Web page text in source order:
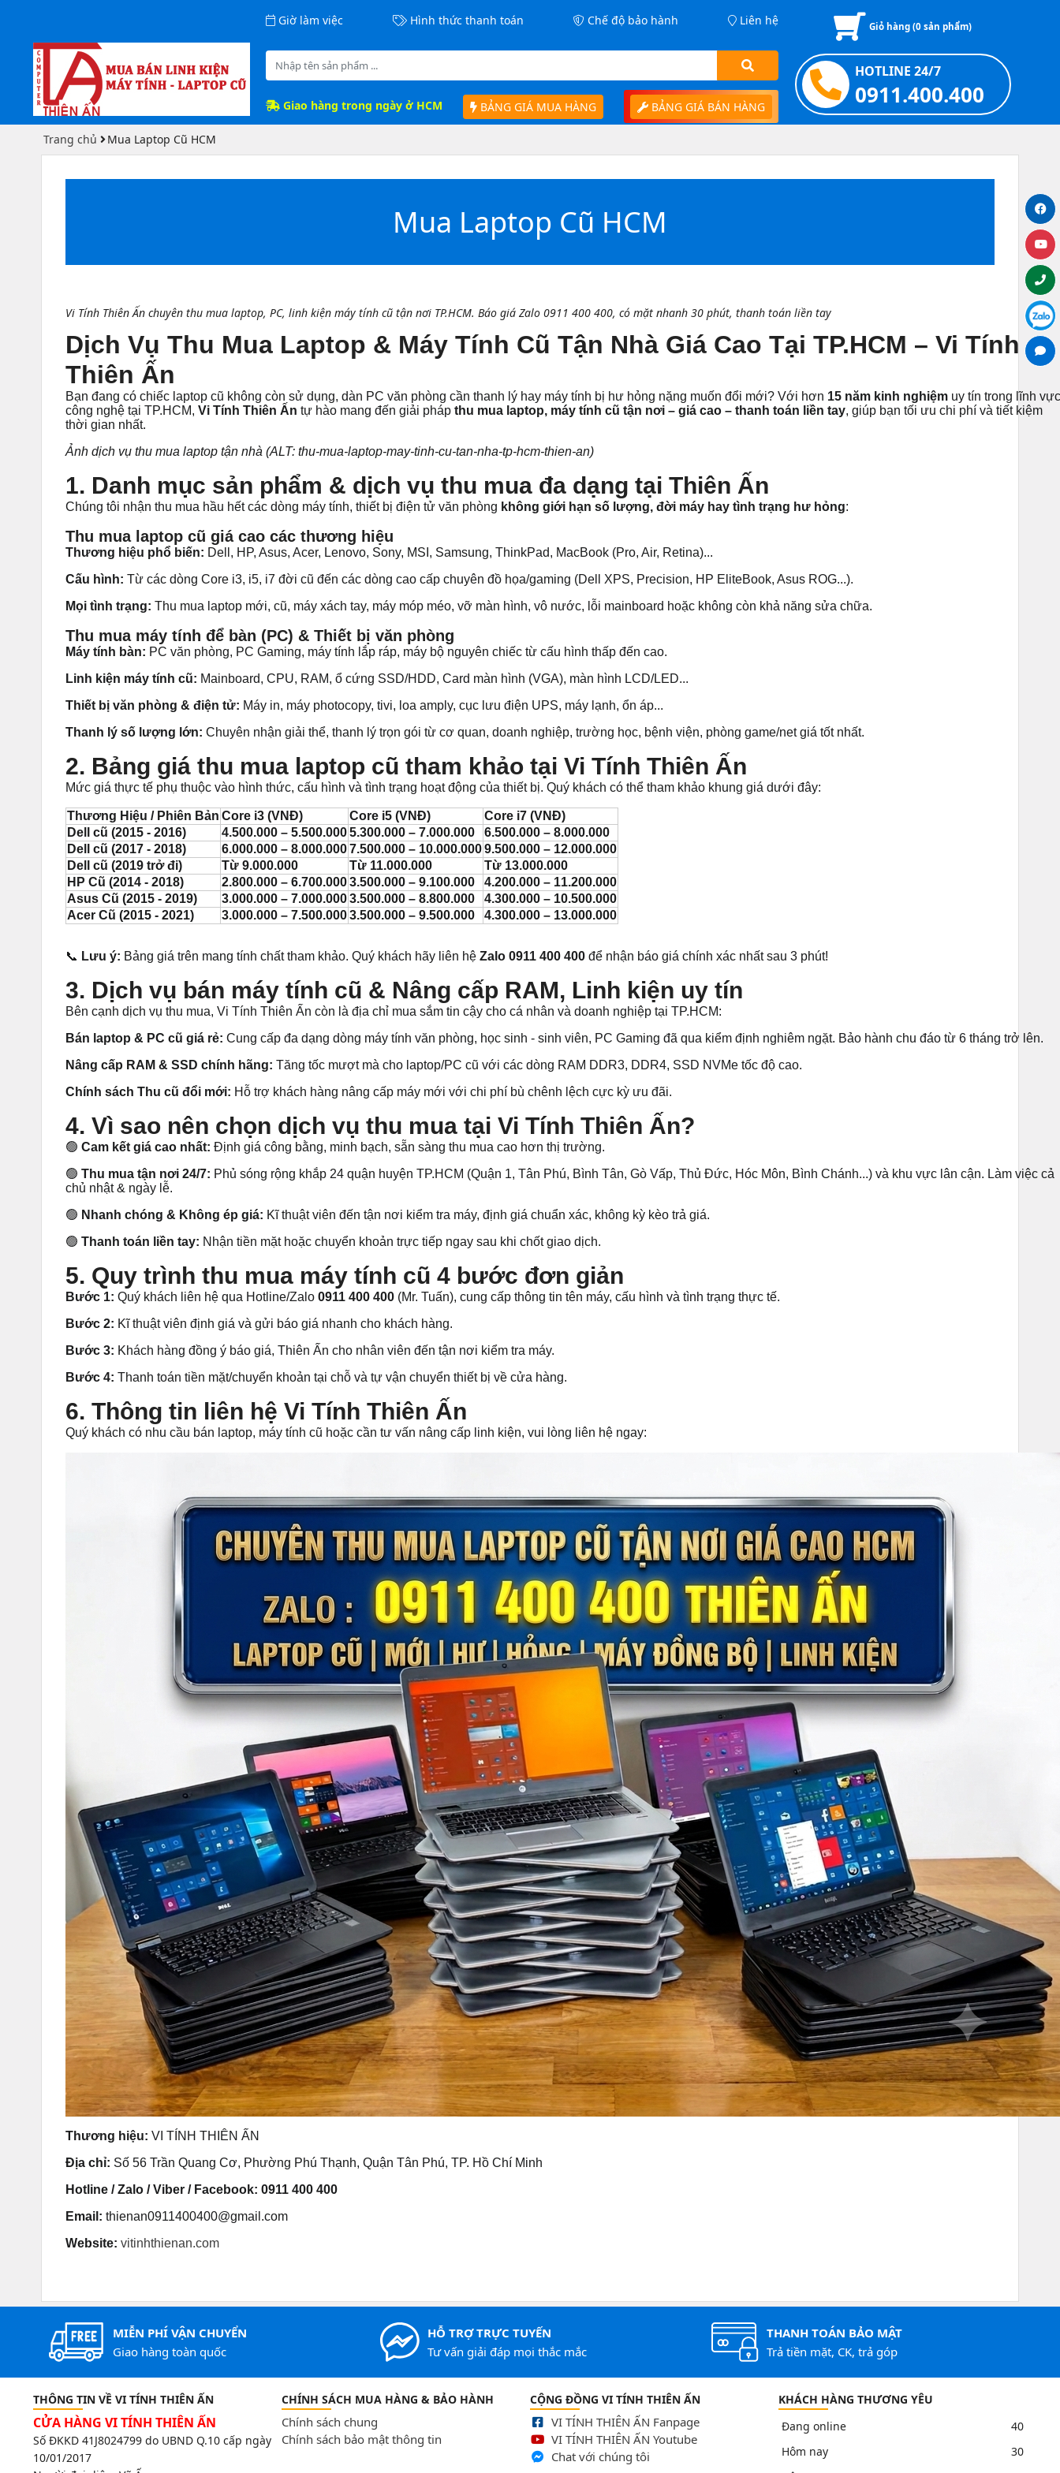
Giờ làm việc Hình thức thanh toán Chế độ bảo hành Liên hệ
Giao hàng trong ngày ở HCM BẢNG GIÁ MUA HÀNG BẢNG GIÁ BÁN HÀNG
Giỏ hàng (0 sản phẩm)
HOTLINE 24/7
0911.400.400
Trang chủ Mua Laptop Cũ HCM
Mua Laptop Cũ HCM
Vi Tính Thiên Ấn chuyên thu mua laptop, PC, linh kiện máy tính cũ tận nơi TP.HCM. Báo giá Zalo 0911 400 400, có mặt nhanh 30 phút, thanh toán liền tay
Dịch Vụ Thu Mua Laptop & Máy Tính Cũ Tận Nhà Giá Cao Tại TP.HCM – Vi Tính
Thiên Ấn
Bạn đang có chiếc laptop cũ không còn sử dụng, dàn PC văn phòng cần thanh lý hay máy tính bị hư hỏng nặng muốn đổi mới? Với hơn 15 năm kinh nghiệm uy tín trong lĩnh vực
công nghệ tại TP.HCM, Vi Tính Thiên Ấn tự hào mang đến giải pháp thu mua laptop, máy tính cũ tận nơi – giá cao – thanh toán liền tay, giúp bạn tối ưu chi phí và tiết kiệm
thời gian nhất.
Ảnh dịch vụ thu mua laptop tận nhà (ALT: thu-mua-laptop-may-tinh-cu-tan-nha-tp-hcm-thien-an)
1. Danh mục sản phẩm & dịch vụ thu mua đa dạng tại Thiên Ấn
Chúng tôi nhận thu mua hầu hết các dòng máy tính, thiết bị điện tử văn phòng không giới hạn số lượng, đời máy hay tình trạng hư hỏng:
Thu mua laptop cũ giá cao các thương hiệu
Thương hiệu phổ biến: Dell, HP, Asus, Acer, Lenovo, Sony, MSI, Samsung, ThinkPad, MacBook (Pro, Air, Retina)...
Cấu hình: Từ các dòng Core i3, i5, i7 đời cũ đến các dòng cao cấp chuyên đồ họa/gaming (Dell XPS, Precision, HP EliteBook, Asus ROG...).
Mọi tình trạng: Thu mua laptop mới, cũ, máy xách tay, máy móp méo, vỡ màn hình, vô nước, lỗi mainboard hoặc không còn khả năng sửa chữa.
Thu mua máy tính để bàn (PC) & Thiết bị văn phòng
Máy tính bàn: PC văn phòng, PC Gaming, máy tính lắp ráp, máy bộ nguyên chiếc từ cấu hình thấp đến cao.
Linh kiện máy tính cũ: Mainboard, CPU, RAM, ổ cứng SSD/HDD, Card màn hình (VGA), màn hình LCD/LED...
Thiết bị văn phòng & điện tử: Máy in, máy photocopy, tivi, loa amply, cục lưu điện UPS, máy lạnh, ổn áp...
Thanh lý số lượng lớn: Chuyên nhận giải thể, thanh lý trọn gói từ cơ quan, doanh nghiệp, trường học, bệnh viện, phòng game/net giá tốt nhất.
2. Bảng giá thu mua laptop cũ tham khảo tại Vi Tính Thiên Ấn
Mức giá thực tế phụ thuộc vào hình thức, cấu hình và tình trạng hoạt động của thiết bị. Quý khách có thể tham khảo khung giá dưới đây:
Thương Hiệu / Phiên Bản Core i3 (VNĐ) Core i5 (VNĐ)
Core i7 (VNĐ)
Dell cũ (2015 - 2016)
4.500.000 – 5.500.0005.300.000 – 7.000.000
6.500.000 – 8.000.000
Dell cũ (2017 - 2018)
6.000.000 – 8.000.0007.500.000 – 10.000.0009.500.000 – 12.000.000
Dell cũ (2019 trở đi)
Từ 9.000.000 Từ 11.000.000
Từ 13.000.000
HP Cũ (2014 - 2018)
2.800.000 – 6.700.0003.500.000 – 9.100.000
4.200.000 – 11.200.000
Asus Cũ (2015 - 2019)
3.000.000 – 7.000.0003.500.000 – 8.800.000
4.300.000 – 10.500.000
Acer Cũ (2015 - 2021)
3.000.000 – 7.500.0003.500.000 – 9.500.000 4.300.000 – 13.000.000
📞 Lưu ý: Bảng giá trên mang tính chất tham khảo. Quý khách hãy liên hệ Zalo 0911 400 400 để nhận báo giá chính xác nhất sau 3 phút!
3. Dịch vụ bán máy tính cũ & Nâng cấp RAM, Linh kiện uy tín
Bên cạnh dịch vụ thu mua, Vi Tính Thiên Ấn còn là địa chỉ mua sắm tin cậy cho cá nhân và doanh nghiệp tại TP.HCM:
Bán laptop & PC cũ giá rẻ: Cung cấp đa dạng dòng máy tính văn phòng, học sinh - sinh viên, PC Gaming đã qua kiểm định nghiêm ngặt. Bảo hành chu đáo từ 6 tháng trở lên.
Nâng cấp RAM & SSD chính hãng: Tăng tốc mượt mà cho laptop/PC cũ với các dòng RAM DDR3, DDR4, SSD NVMe tốc độ cao.
Chính sách Thu cũ đổi mới: Hỗ trợ khách hàng nâng cấp máy mới với chi phí bù chênh lệch cực kỳ ưu đãi.
4. Vì sao nên chọn dịch vụ thu mua tại Vi Tính Thiên Ấn?
🟢 Cam kết giá cao nhất: Định giá công bằng, minh bạch, sẵn sàng thu mua cao hơn thị trường.
🟢 Thu mua tận nơi 24/7: Phủ sóng rộng khắp 24 quận huyện TP.HCM (Quận 1, Tân Phú, Bình Tân, Gò Vấp, Thủ Đức, Hóc Môn, Bình Chánh...) và khu vực lân cận. Làm việc cả
chủ nhật & ngày lễ.
🟢 Nhanh chóng & Không ép giá: Kĩ thuật viên đến tận nơi kiểm tra máy, định giá chuẩn xác, không kỳ kèo trả giá.
🟢 Thanh toán liền tay: Nhận tiền mặt hoặc chuyển khoản trực tiếp ngay sau khi chốt giao dịch.
5. Quy trình thu mua máy tính cũ 4 bước đơn giản
Bước 1: Quý khách liên hệ qua Hotline/Zalo 0911 400 400 (Mr. Tuấn), cung cấp thông tin tên máy, cấu hình và tình trạng thực tế.
Bước 2: Kĩ thuật viên định giá và gửi báo giá nhanh cho khách hàng.
Bước 3: Khách hàng đồng ý báo giá, Thiên Ấn cho nhân viên đến tận nơi kiểm tra máy.
Bước 4: Thanh toán tiền mặt/chuyển khoản tại chỗ và tự vận chuyển thiết bị về cửa hàng.
6. Thông tin liên hệ Vi Tính Thiên Ấn
Quý khách có nhu cầu bán laptop, máy tính cũ hoặc cần tư vấn nâng cấp linh kiện, vui lòng liên hệ ngay:
Thương hiệu: VI TÍNH THIÊN ẤN
Địa chỉ: Số 56 Trần Quang Cơ, Phường Phú Thạnh, Quận Tân Phú, TP. Hồ Chí Minh
Hotline / Zalo / Viber / Facebook: 0911 400 400
Email: thienan0911400400@gmail.com
Website: vitinhthienan.com
MIỄN PHÍ VẬN CHUYỂN
Giao hàng toàn quốc
HỖ TRỢ TRỰC TUYẾN
Tư vấn giải đáp mọi thắc mắc
THANH TOÁN BẢO MẬT
Trả tiền mặt, CK, trả góp
THÔNG TIN VỀ VI TÍNH THIÊN ẤN
CỬA HÀNG VI TÍNH THIÊN ẤN
Số ĐKKD 41J8024799 do UBND Q.10 cấp ngày
10/01/2017
CHÍNH SÁCH MUA HÀNG & BẢO HÀNH
Chính sách chung
Chính sách bảo mật thông tin
CỘNG ĐỒNG VI TÍNH THIÊN ẤN
VI TÍNH THIÊN ẤN Fanpage
VI TÍNH THIÊN ẤN Youtube
Chat với chúng tôi
KHÁCH HÀNG THƯƠNG YÊU
Đang online
40
Hôm nay
30